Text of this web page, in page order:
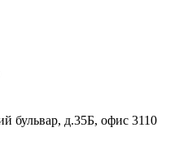
бульвар, д.35Б, офис 3110